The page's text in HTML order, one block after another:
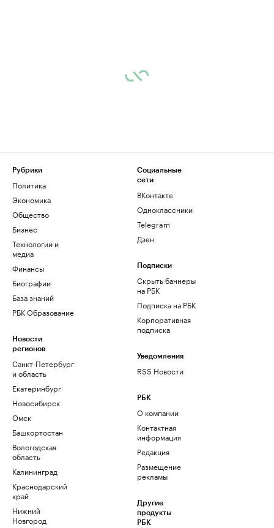
Рубрики
Политика
Экономика
Общество
Бизнес
Технологии и
медиа
Финансы
Биографии
База знаний
РБК Образование
Новости
регионов
Санкт-Петербург
и область
Екатеринбург
Новосибирск
Омск
Башкортостан
Вологодская
область
Калининград
Краснодарский
край
Нижний
Новгород
Социальные
сети
ВКонтакте
Одноклассники
Telegram
Дзен
Подписки
Скрыть баннеры
на РБК
Подписка на РБК
Корпоративная
подписка
Уведомления
RSS Новости
РБК
О компании
Контактная
информация
Редакция
Размещение
рекламы
Другие
продукты
РБК